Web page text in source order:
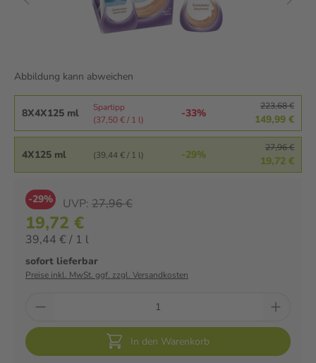
Abbildung kann abweichen
8X4X125 ml
Spartipp
(37,50 € / 1 l)
-33%
223,68 €
149,99 €
4X125 ml (39,44 € / 1 l) -29%
27,96 €
19,72 €
-29% UVP: 27,96 €
19,72 €
39,44 € / 1 l
sofort lieferbar
Preise inkl. MwSt. ggf. zzgl. Versandkosten
In den Warenkorb